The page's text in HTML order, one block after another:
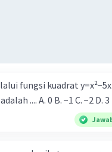
fungsi kuadrat
.... A. 0 B. −1 C. −2 D. 3